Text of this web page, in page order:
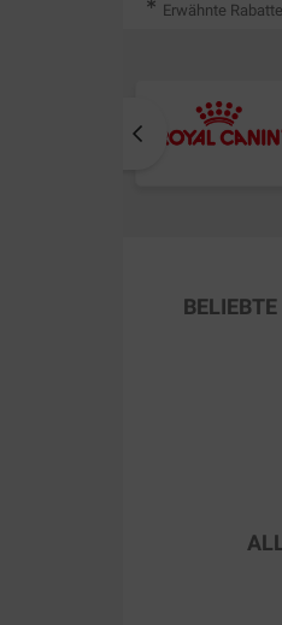
Erwähnte